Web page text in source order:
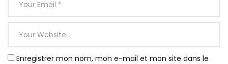
Enregistrer mon nom, mon e-mail et mon site dans le